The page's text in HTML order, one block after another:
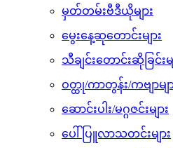
ဖုန်းဘေလ်မဲဖောက်ခြင်း
ရင်ဖွင့်ဆွေးနွေး
Call Center
သတင်းစကားပေးပို့ရန်
အမေး/အဖြေကဏ္ဍ
ရွေးကောက်ပွဲစိစစ်တွေ့ရှိချက်မျ